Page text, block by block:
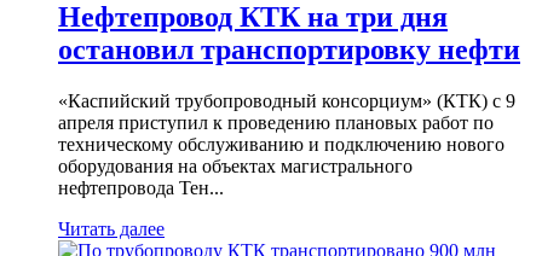
Нефтепровод КТК на три дня
остановил транспортировку нефти
«Каспийский трубопроводный консорциум» (КТК) с 9
апреля приступил к проведению плановых работ по
техническому обслуживанию и подключению нового
оборудования на объектах магистрального
нефтепровода Тен...
Читать далее